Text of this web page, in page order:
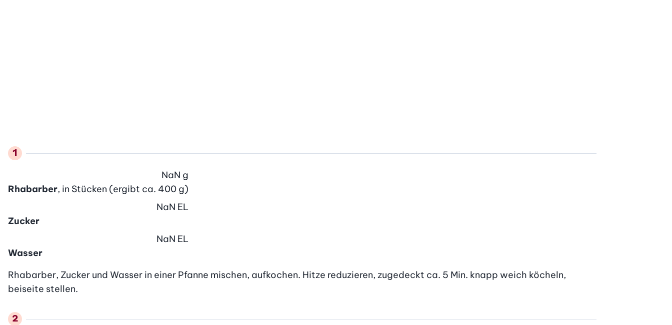
Rhabarber, in Stücken (ergibt ca. 400 g)
NaN g
Zucker
NaN EL
Wasser
NaN EL
Rhabarber, Zucker und Wasser in einer Pfanne mischen, aufkochen. Hitze reduzieren, zugedeckt ca. 5 Min. knapp weich köcheln,
beiseite stellen.